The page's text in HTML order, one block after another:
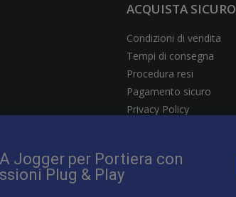
Jogger per Portiera con
Plug & Play
ACQUISTA SICURO
Condizioni di vendita
Tempi di consegna
Procedura resi
Pagamento sicuro
Privacy Policy